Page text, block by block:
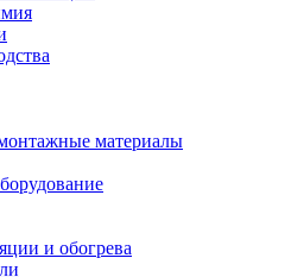
материалы
и обогрева